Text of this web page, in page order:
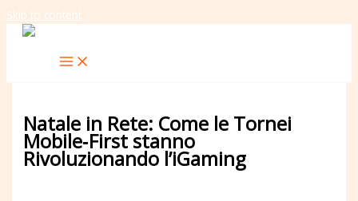
Skip to content
Natale in Rete: Come le Tornei
Mobile‑First stanno
Rivoluzionando l’iGaming